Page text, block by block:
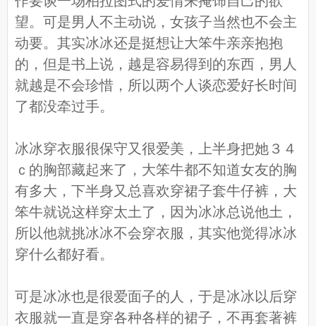
望。可是男人不主动说，女孩子当然也不会主
动要。其实冰冰还是挺想让大笨牛亲亲抱抱
的，但是书上说，越是容易得到的东西，男人
就越是不会珍惜，所以两个人谈恋爱好长时间
了都没牵过手。
冰冰穿衣服很保守又很爱美，上半身把她３４
ｃ的胸部藏起来了，大笨牛都不知道女友的胸
有多大，下半身又总喜欢穿裙子套牛仔裤，大
笨牛就说这样穿太土了，因为冰冰总说他土，
所以他就挑冰冰不会穿衣服，其实他觉得冰冰
穿什么都好看。
可是冰冰也是很爱面子的人，于是冰冰以后穿
衣服就一直是穿各种各样的裙子，不再套著裤